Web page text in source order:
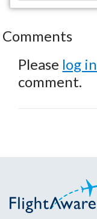
Comments
Please log in
comment.